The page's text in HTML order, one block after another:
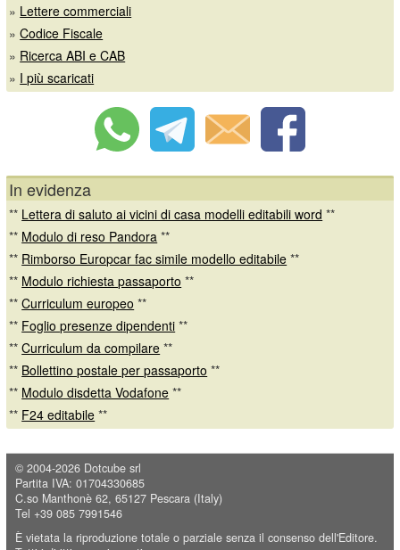
» Lettere commerciali
»Codice Fiscale
» Ricerca ABI e CAB
» I più scaricati
In evidenza
** Lettera di saluto ai vicini di casa modelli editabili word **
** Modulo di reso Pandora **
** Rimborso Europcar fac simile modello editabile **
** Modulo richiesta passaporto **
**Curriculum europeo **
** Foglio presenze dipendenti **
**Curriculum da compilare **
** Bollettino postale per passaporto **
** Modulo disdetta Vodafone **
** F24 editabile **
© 2004-2026 Dotcube srl
Partita IVA: 01704330685
C.so Manthonè 62, 65127 Pescara (Italy)
Tel +39 085 7991546
È vietata la riproduzione totale o parziale senza il consenso dell'Editore.